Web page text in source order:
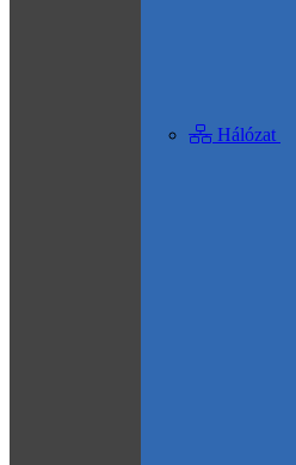
Hálózat